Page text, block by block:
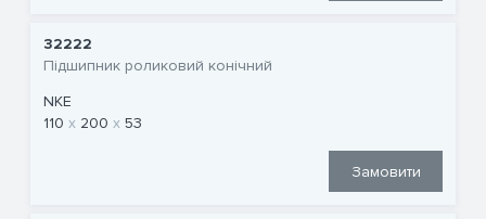
32222
Підшипник роликовий конічний
NKE
110
200 53
Замовити